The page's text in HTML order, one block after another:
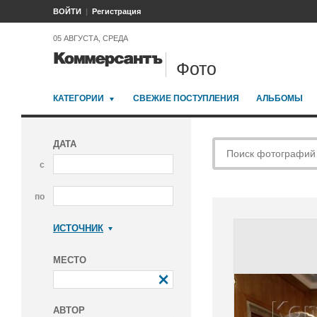
ВОЙТИ Регистрация
05 АВГУСТА, СРЕДА
Фото
КАТЕГОРИИ СВЕЖИЕ ПОСТУПЛЕНИЯ АЛЬБОМЫ
ДАТА
с
по
ИСТОЧНИК
МЕСТО
АВТОР